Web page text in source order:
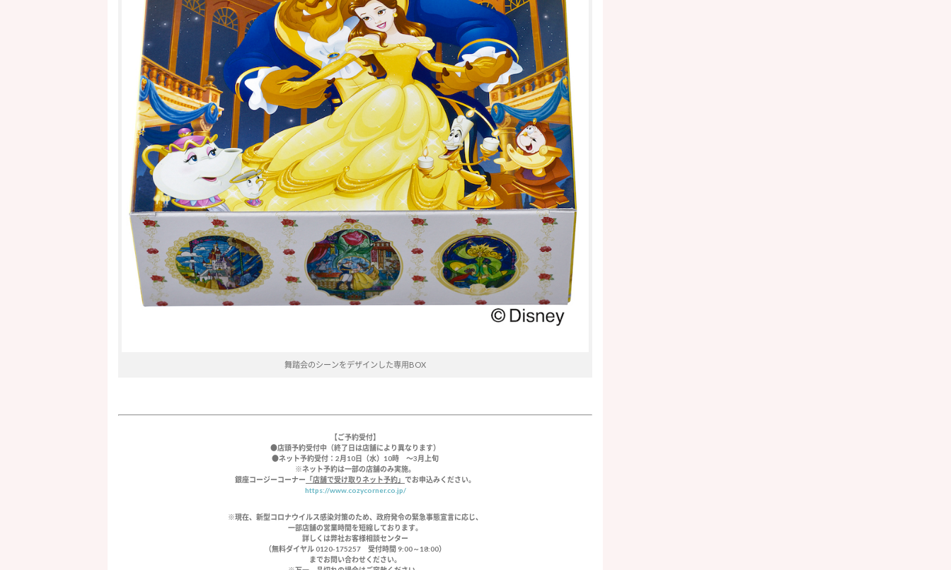
舞踏会のシーンをデザインした専用BOX
【ご予約受付】
●店頭予約受付中（終了日は店舗により異なります）
●ネット予約受付：2月10日（水）10時 〜3月上旬
※ネット予約は一部の店舗のみ実施。
銀座コージーコーナー 「店舗で受け取りネット予約」 でお申込みください。
https://www.cozycorner.co.jp/
※現在、新型コロナウイルス感染対策のため、政府発令の緊急事態宣言に応じ、
一部店舗の営業時間を短縮しております。
詳しくは弊社お客様相談センター
（無料ダイヤル 0120-175257 受付時間 9:00～18:00）
までお問い合わせください。